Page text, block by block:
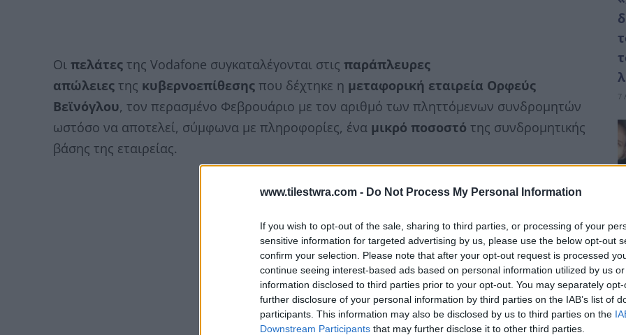
www.tilestwra.com - Do Not Process My Personal Information
If you wish to opt-out of the sale, sharing to third parties, or processing of your
sensitive information for targeted advertising by us, please use the below opt-out
confirm your selection. Please note that after your opt-out request is processed
continue seeing interest-based ads based on personal information utilized by us
information disclosed to third parties prior to your opt-out. You may separately
further disclosure of your personal information by third parties on the IAB’s list of
participants. This information may also be disclosed by us to third parties on the
Downstream Participants that may further disclose it to other third parties.
Οι πελάτες της Vodafone συγκαταλέγονται στις παράπλευρες
απώλειες της κυβερνοεπίθεσης που δέχτηκε η μεταφορική εταιρεία Ορφεύς
Βεϊνόγλου, τον περασμένο Φεβρουάριο με τον αριθμό των πληττόμενων συνδρομητών
ωστόσο να αποτελεί, σύμφωνα με πληροφορίες, ένα μικρό ποσοστό της συνδρομητικής
βάσης της εταιρείας.
7